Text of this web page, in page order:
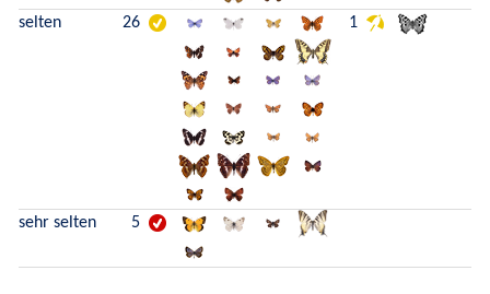
selten 26 1
sehr selten 5